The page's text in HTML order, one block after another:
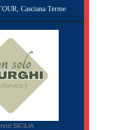
Casciana Terme
SICILIA